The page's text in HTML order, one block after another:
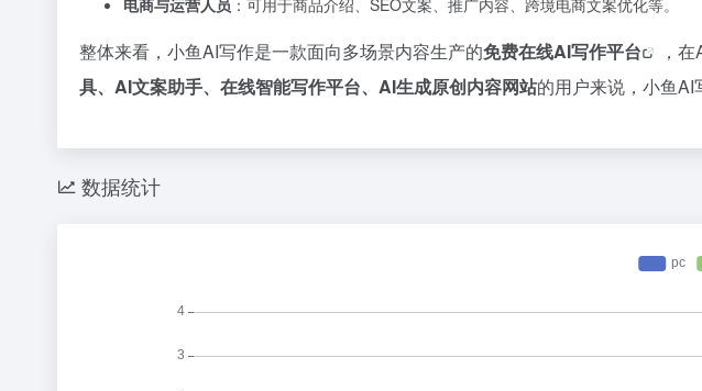
整体来看，小鱼AI写作是一款面向多场景内容生产的免费在线AI写作平台 ，
具、AI文案助手、在线智能写作平台、AI生成原创内容网站的用户来说，小鱼AI
数据统计